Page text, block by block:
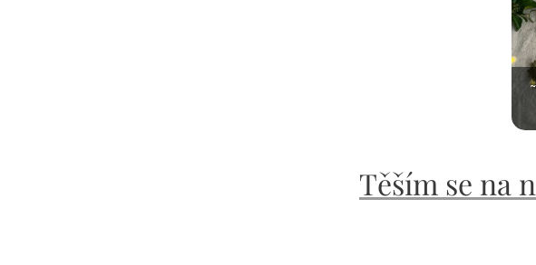
Těším se na